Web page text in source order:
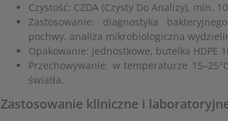
Czystość: CZDA (Czysty Do Analizy), min.
Zastosowanie: diagnostyka
pochwy, analiza mikrobiologiczna
Opakowanie: jednostkowe, butelka HDPE
Przechowywanie: w temperaturze
światła.
Zastosowanie kliniczne i